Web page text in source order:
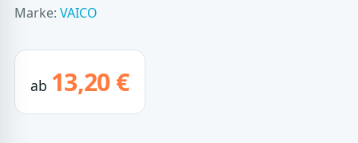
Marke: VAICO
ab 13,20 €